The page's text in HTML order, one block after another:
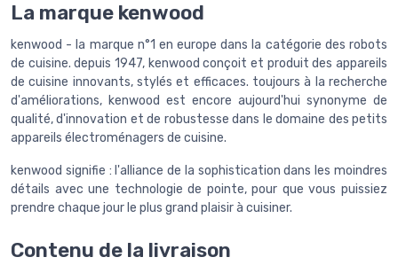
La marque kenwood
kenwood - la marque n°1 en europe dans la catégorie des robots
de cuisine. depuis 1947, kenwood conçoit et produit des appareils
de cuisine innovants, stylés et efficaces. toujours à la recherche
d'améliorations, kenwood est encore aujourd'hui synonyme de
qualité, d'innovation et de robustesse dans le domaine des petits
appareils électroménagers de cuisine.
kenwood signifie : l'alliance de la sophistication dans les moindres
détails avec une technologie de pointe, pour que vous puissiez
prendre chaque jour le plus grand plaisir à cuisiner.
Contenu de la livraison